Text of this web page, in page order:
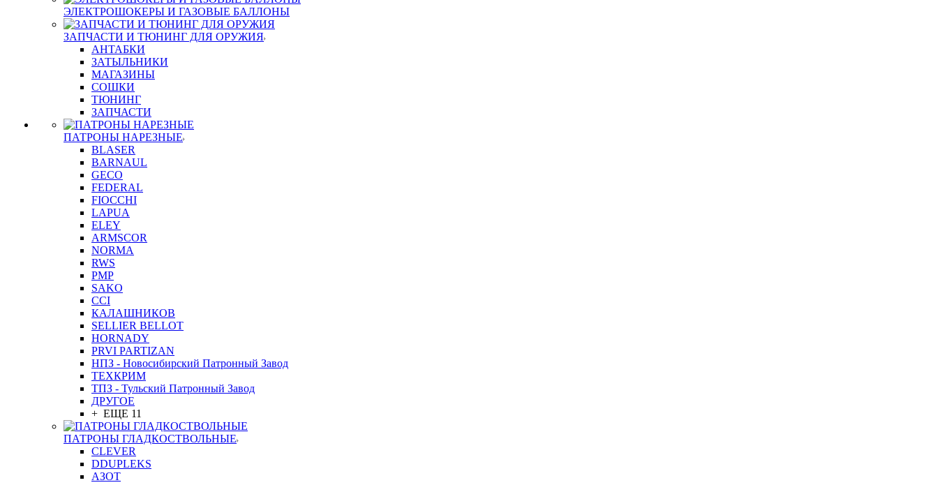
ЭЛЕКТРОШОКЕРЫ И ГАЗОВЫЕ БАЛЛОНЫ
ЗАПЧАСТИ И ТЮНИНГ ДЛЯ ОРУЖИЯ
АНТАБКИ
ЗАТЫЛЬНИКИ
МАГАЗИНЫ
СОШКИ
ТЮНИНГ
ЗАПЧАСТИ
ПАТРОНЫ НАРЕЗНЫЕ
BLASER
BARNAUL
GEСO
FEDERAL
FIOCCHI
LAPUA
ELEY
ARMSCOR
NORMA
RWS
PMP
SAKO
CCI
КАЛАШНИКОВ
SELLIER BELLOT
HORNADY
PRVI PARTIZAN
НПЗ - Новосибирский Патронный Завод
ТЕХКРИМ
ТПЗ - Тульский Патронный Завод
ДРУГОЕ
+ ЕЩЕ 11
ПАТРОНЫ ГЛАДКОСТВОЛЬНЫЕ
CLEVER
DDUPLEKS
АЗОТ